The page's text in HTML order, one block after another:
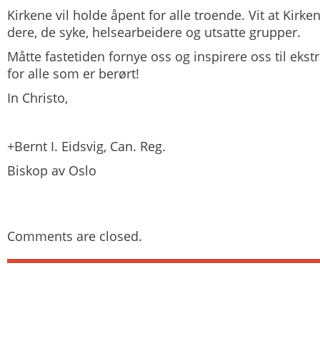
Kirkene vil holde åpent for alle troende. Vit at
dere, de syke, helsearbeidere og utsatte grupper.
Måtte fastetiden fornye oss og inspirere oss til
for alle som er berørt!
In Christo,
+Bernt I. Eidsvig, Can. Reg.
Biskop av Oslo
Comments are closed.